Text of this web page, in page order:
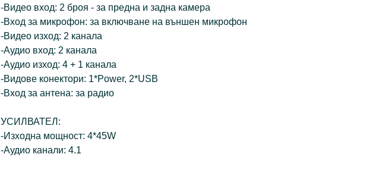
-Видео вход: 2 броя - за предна и задна камера
-Вход за микрофон: за включване на външен микрофон
-Видео изход: 2 канала
-Аудио вход: 2 канала
-Аудио изход: 4 + 1 канала
-Видове конектори: 1*Power, 2*USB
-Вход за антена: за радио
УСИЛВАТЕЛ:
-Изходна мощност: 4*45W
-Аудио канали: 4.1